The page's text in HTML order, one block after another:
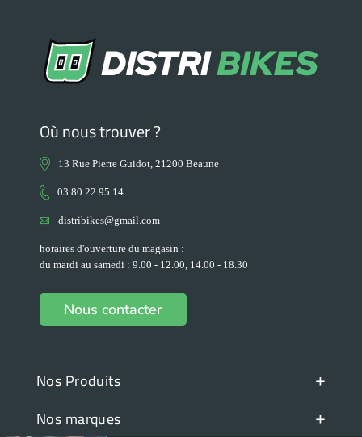
Où nous trouver ?
13 Rue Pierre Guidot, 21200 Beaune
03 80 22 95 14
distribikes@gmail.com
horaires d'ouverture du magasin :
du mardi au samedi : 9.00 - 12.00, 14.00 - 18.30
Nous contacter
Nos Produits +
Nos marques +